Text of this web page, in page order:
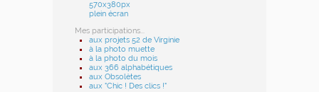
570x380px
plein écran
Mes participations...
aux projets 52 de Virginie
à la photo muette
à la photo du mois
aux 366 alphabétiques
aux Obsolètes
aux "Chic ! Des clics !"